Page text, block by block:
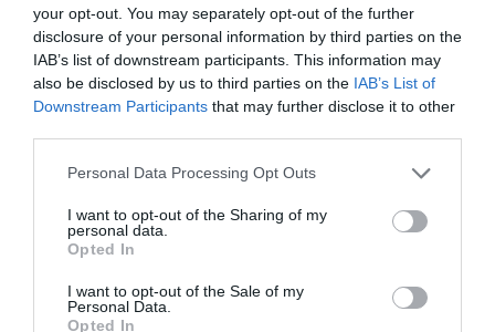
your opt-out. You may separately opt-out of the further
disclosure of your personal information by third parties on the
IAB’s list of downstream participants. This information may
also be disclosed by us to third parties on the IAB’s List of
Downstream Participants that may further disclose it to other
Personal Data Processing Opt Outs
I want to opt-out of the Sharing of my
personal data.
Opted In
I want to opt-out of the Sale of my
Personal Data.
Opted In
PAÍS VASCO
El Gobierno Vasco avanza en la construcción del nuevo CEIP
vocaciones científicas y tecnológicas (Consejo de Gobierno 28-07-
28 julio 2026
El Gobierno Vasco y Fundación BBK renuevan su colaboración para el
proyecto de educación ambiental Urdaibai (Consejo de Gobierno 28-